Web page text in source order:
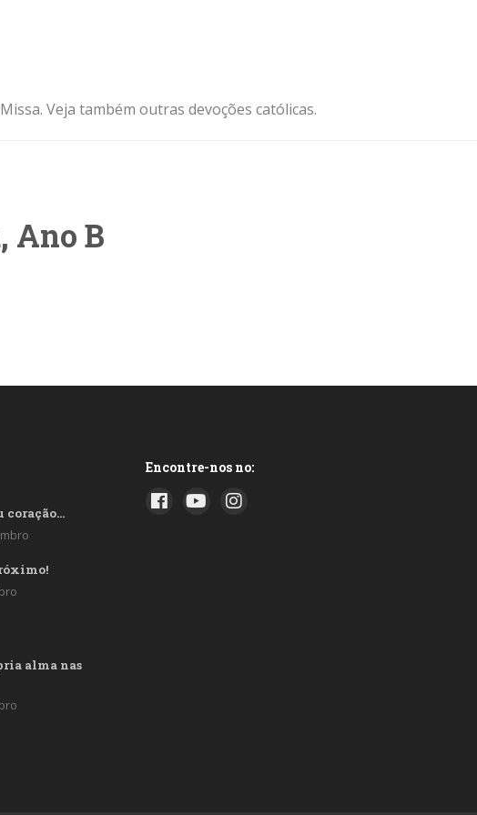
Veja também outras devoções católicas.
Ano B
coração…
alma nas
Encontre-nos no: